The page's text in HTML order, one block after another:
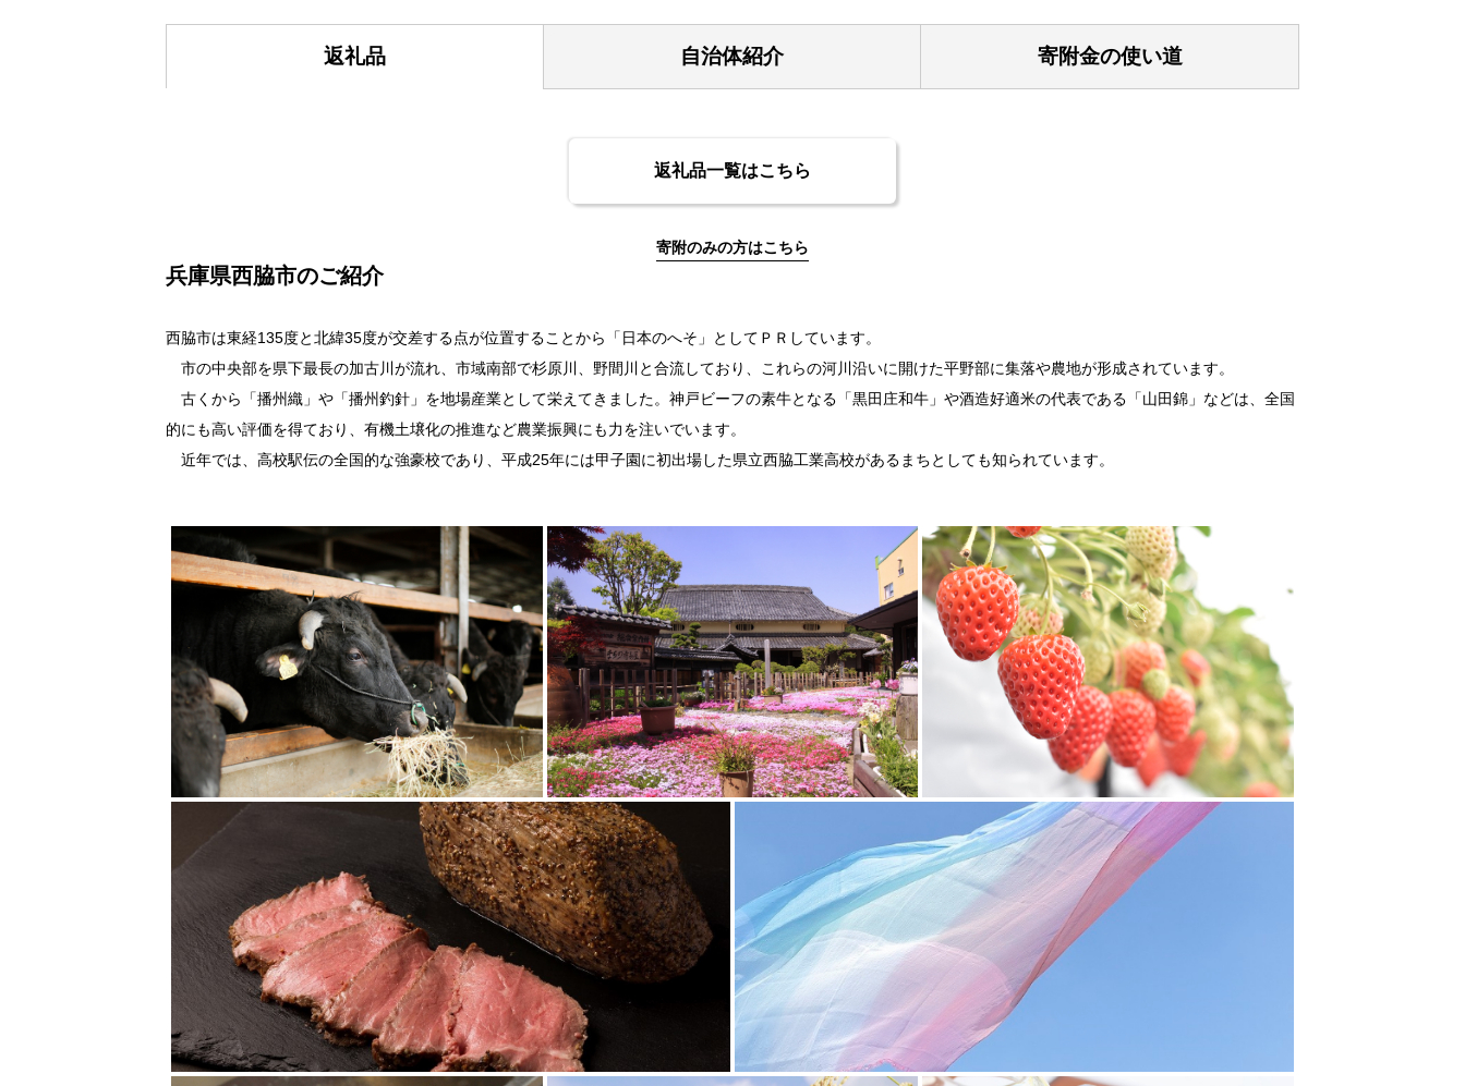
返礼品 自治体紹介 寄附金の使い道
返礼品一覧はこちら
寄附のみの方はこちら
兵庫県西脇市のご紹介
西脇市は東経135度と北緯35度が交差する点が位置することから「日本のへそ」としてＰＲしています。
市の中央部を県下最長の加古川が流れ、市域南部で杉原川、野間川と合流しており、これらの河川沿いに開けた平野部に集落や農地が形成されています。
古くから「播州織」や「播州釣針」を地場産業として栄えてきました。神戸ビーフの素牛となる「黒田庄和牛」や酒造好適米の代表である「山田錦」などは、全国
的にも高い評価を得ており、有機土壌化の推進など農業振興にも力を注いでいます。
近年では、高校駅伝の全国的な強豪校であり、平成25年には甲子園に初出場した県立西脇工業高校があるまちとしても知られています。